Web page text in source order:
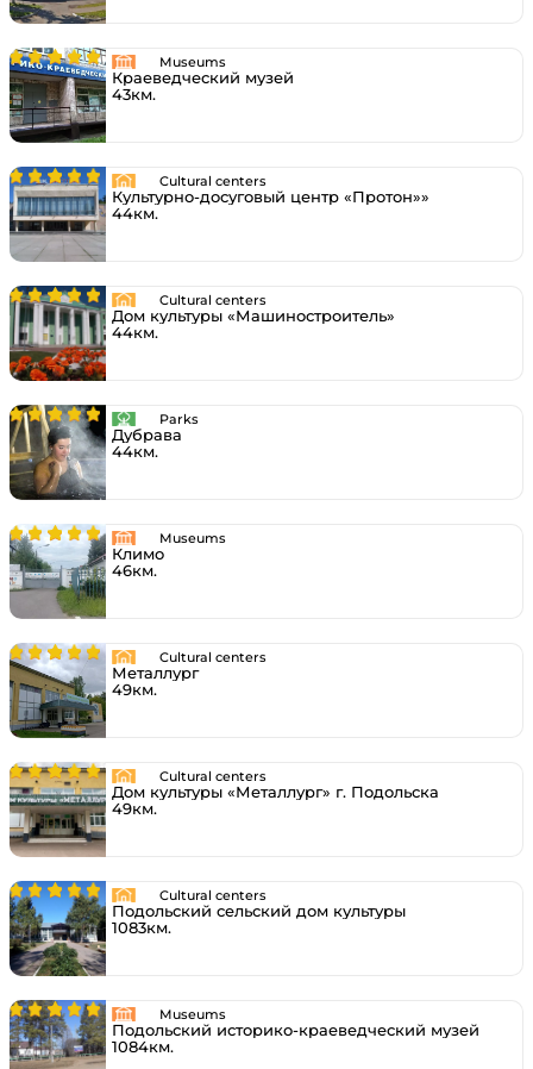
Museums
Краеведческий музей
43км.
Cultural centers
Культурно-досуговый центр «Протон»»
44км.
Cultural centers
Дом культуры «Машиностроитель»
44км.
Parks
Дубрава
44км.
Museums
Климо
46км.
Cultural centers
Металлург
49км.
Cultural centers
Дом культуры «Металлург» г. Подольска
49км.
Cultural centers
Подольский сельский дом культуры
1083км.
Museums
Подольский историко-краеведческий музей
1084км.